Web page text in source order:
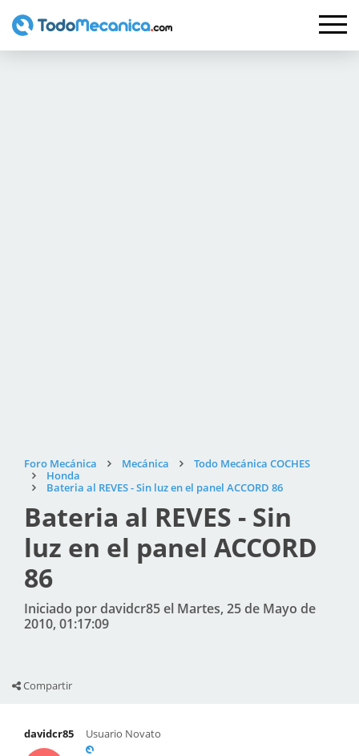
Foro Mecánica Mecánica
Todo Mecánica COCHES
Honda
Bateria al REVES - Sin luz en el panel ACCORD 86
Bateria al REVES - Sin
luz en el panel ACCORD
86
Iniciado por davidcr85 el Martes, 25 de Mayo de
2010, 01:17:09
Compartir
davidcr85 Usuario Novato